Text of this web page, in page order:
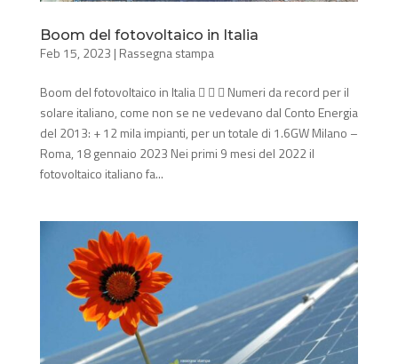
Boom del fotovoltaico in Italia
Feb 15, 2023 | Rassegna stampa
Boom del fotovoltaico in Italia    Numeri da record per il
solare italiano, come non se ne vedevano dal Conto Energia
del 2013: + 12 mila impianti, per un totale di 1.6GW Milano –
Roma, 18 gennaio 2023 Nei primi 9 mesi del 2022 il
fotovoltaico italiano fa...